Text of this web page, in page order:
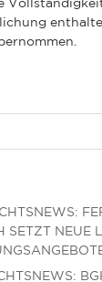
SETZT NEUE